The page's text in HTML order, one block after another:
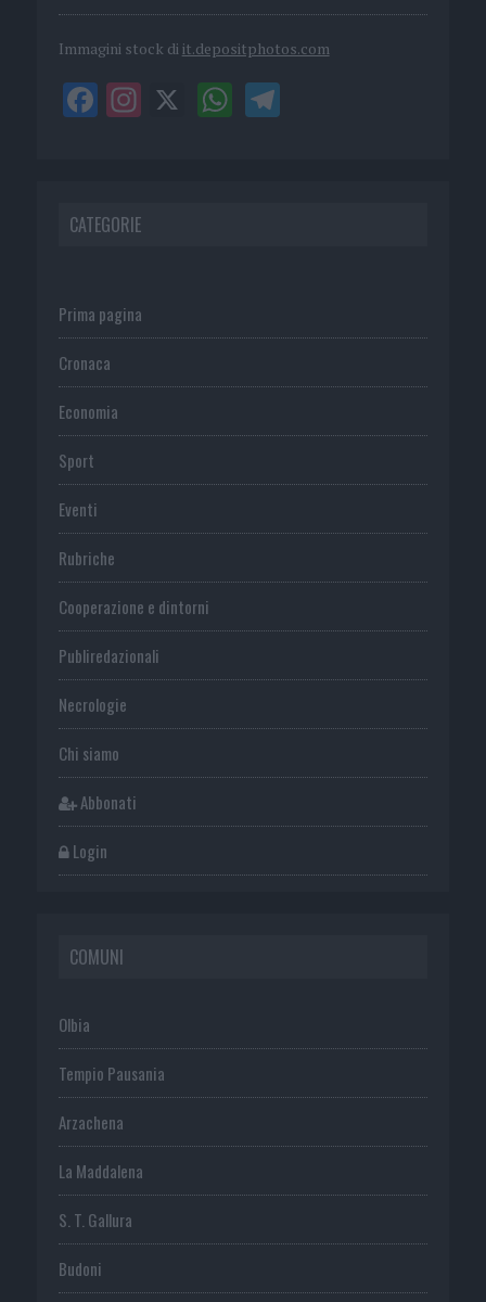
Immagini stock di it.depositphotos.com
CATEGORIE
Prima pagina
Cronaca
Economia
Sport
Eventi
Rubriche
Cooperazione e dintorni
Publiredazionali
Necrologie
Chi siamo
Abbonati
Login
COMUNI
Olbia
Tempio Pausania
Arzachena
La Maddalena
S. T. Gallura
Budoni